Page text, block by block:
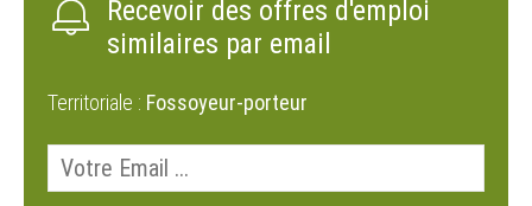
Recevoir des offres d'emploi
similaires par email
Territoriale : Fossoyeur-porteur